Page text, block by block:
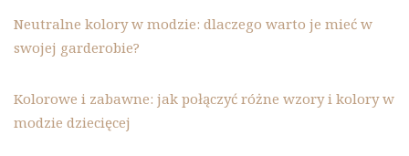
Neutralne kolory w modzie: dlaczego warto je mieć w
swojej garderobie?
Kolorowe i zabawne: jak połączyć różne wzory i kolory w
modzie dziecięcej